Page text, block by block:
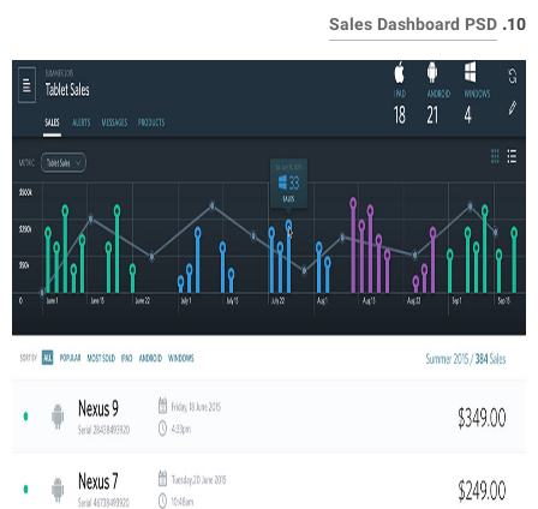
10.
Sales Dashboard PSD